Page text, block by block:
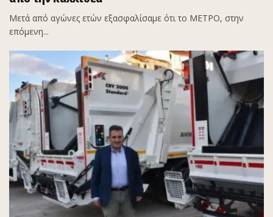
Μετά από αγώνες ετών εξασφαλίσαμε ότι το ΜΕΤΡΟ, στην
επόμενη...